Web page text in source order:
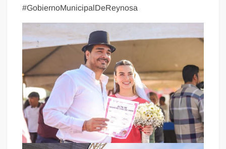
#GobiernoMunicipalDeReynosa